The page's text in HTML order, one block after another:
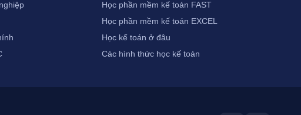
Học phần mềm kế toán FAST
Học phần mềm kế toán EXCEL
Học kế toán ở đâu
Các hình thức học kế toán